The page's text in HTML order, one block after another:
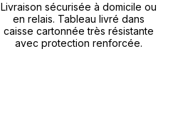
Livraison sécurisée à domicile ou
en relais. Tableau livré dans
caisse cartonnée très résistante
avec protection renforcée.